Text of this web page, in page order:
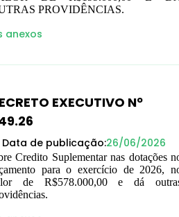
PROVIDÊNCIAS.
anexos
EXECUTIVO Nº
Data de publicação:26/06/2026
Credito Suplementar nas dotações
para o exercício de 2026,
de R$578.000,00 e dá